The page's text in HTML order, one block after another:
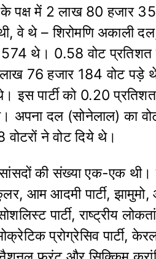
पक्ष में 2 लाख 80 हजार
वे थे – शिरोमणि अकाली
थे। 0.58 वोट
76 हजार 184 वोट
इस पार्टी को 0.20
अपना दल (सोनेलाल) का
ने वोट दिये थे।
की संख्या एक-एक
आम आदमी पार्टी,
पार्टी, राष्ट्रीय
प्रोग्रेसिव पार्टी,